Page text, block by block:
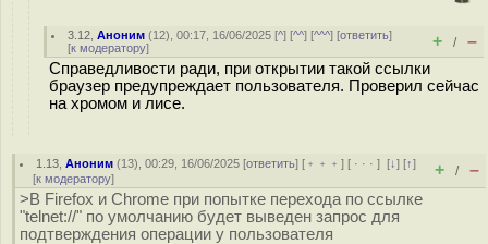
3.12 ,Аноним (12), 00:17, 16/06/2025 [^] [^^] [^^^] [ответить]
[к модератору] + / –
Справедливости ради, при открытии такой ссылки
браузер предупреждает пользователя. Проверил сейчас
на хромом и лисе.
1.13 ,Аноним (13), 00:29, 16/06/2025 [ответить] [ ﹢﹢﹢] [ · · ·][↓] [↑]
[к модератору] + / –
>В Firefox и Chrome при попытке перехода по ссылке
"telnet://" по умолчанию будет выведен запрос для
подтверждения операции у пользователя